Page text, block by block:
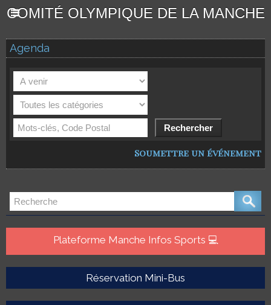
COMITÉ OLYMPIQUE DE LA MANCHE
Agenda
Soumettre un événement
Plateforme Manche Infos Sports 💻
Réservation Mini-Bus